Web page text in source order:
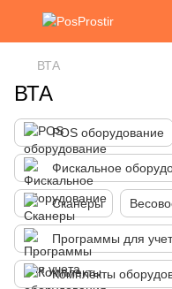
ВТА
ВТА
POS оборудование
Фискальное
Сканеры
Программы для
Комплекты